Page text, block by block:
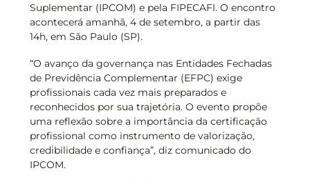
Suplementar (IPCOM) e pela FIPECAFI. O encontro
acontecerá amanhã, 4 de setembro, a partir das
14h, em São Paulo (SP).
“O avanço da governança nas Entidades Fechadas
de Previdência Complementar (EFPC) exige
profissionais cada vez mais preparados e
reconhecidos por sua trajetória. O evento propõe
uma reflexão sobre a importância da certificação
profissional como instrumento de valorização,
credibilidade e confiança”, diz comunicado do
IPCOM.